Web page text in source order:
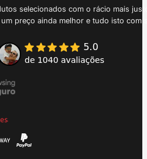
selecionados com o rácio mais
preço ainda melhor e tudo isto